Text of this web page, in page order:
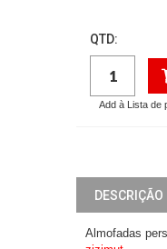
QTD:
Add à Lista de
DESCRIÇÃO
Almofadas